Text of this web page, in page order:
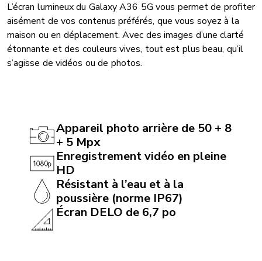
L’écran lumineux du Galaxy A36 5G vous permet de profiter
aisément de vos contenus préférés, que vous soyez à la
maison ou en déplacement. Avec des images d’une clarté
étonnante et des couleurs vives, tout est plus beau, qu’il
s’agisse de vidéos ou de photos.
Appareil photo arrière de 50 + 8
+ 5 Mpx
Enregistrement vidéo en pleine
HD
Résistant à l’eau et à la
poussière (norme IP67)
Écran DELO de 6,7 po